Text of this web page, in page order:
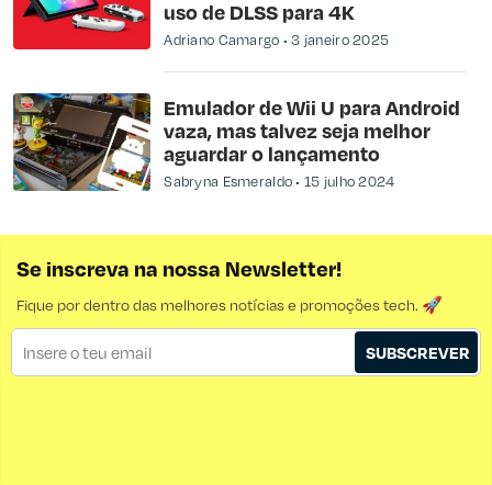
uso de DLSS para 4K
Adriano Camargo 3 janeiro 2025
Emulador de Wii U para Android
vaza, mas talvez seja melhor
aguardar o lançamento
Sabryna Esmeraldo 15 julho 2024
Se inscreva na nossa Newsletter!
Fique por dentro das melhores notícias e promoções tech. 🚀
SUBSCREVER